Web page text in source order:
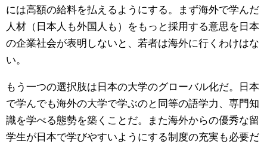
には高額の給料を払えるようにする。まず海外で学んだ
人材（日本人も外国人も）をもっと採用する意思を日本
の企業社会が表明しないと、若者は海外に行くわけはな
い。
もう一つの選択肢は日本の大学のグローバル化だ。日本
で学んでも海外の大学で学ぶのと同等の語学力、専門知
識を学べる態勢を築くことだ。また海外からの優秀な留
学生が日本で学びやすいようにする制度の充実も必要だ